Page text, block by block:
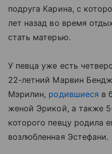
подруга Карина, с
лет назад во время
стать матерью.
У певца уже есть
22-летний Марвин
Мэрилин, родившиеся в
женой Эрикой, а также
которого певцу родила
возлюбленная Эстефани.